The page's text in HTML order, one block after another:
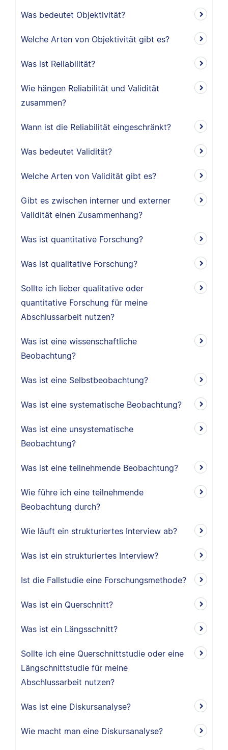
Was bedeutet Objektivität?
Welche Arten von Objektivität gibt es?
Was ist Reliabilität?
Wie hängen Reliabilität und Validität
zusammen?
Wann ist die Reliabilität eingeschränkt?
Was bedeutet Validität?
Welche Arten von Validität gibt es?
Gibt es zwischen interner und externer
Validität einen Zusammenhang?
Was ist quantitative Forschung?
Was ist qualitative Forschung?
Sollte ich lieber qualitative oder
quantitative Forschung für meine
Abschlussarbeit nutzen?
Was ist eine wissenschaftliche
Beobachtung?
Was ist eine Selbstbeobachtung?
Was ist eine systematische Beobachtung?
Was ist eine unsystematische
Beobachtung?
Was ist eine teilnehmende Beobachtung?
Wie führe ich eine teilnehmende
Beobachtung durch?
Wie läuft ein strukturiertes Interview ab?
Was ist ein strukturiertes Interview?
Ist die Fallstudie eine Forschungsmethode?
Was ist ein Querschnitt?
Was ist ein Längsschnitt?
Sollte ich eine Querschnittstudie oder eine
Längschnittstudie für meine
Abschlussarbeit nutzen?
Was ist eine Diskursanalyse?
Wie macht man eine Diskursanalyse?